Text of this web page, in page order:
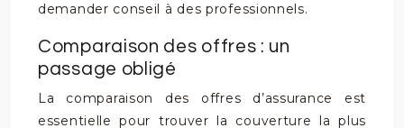
demander conseil à des professionnels.
Comparaison des offres : un
passage obligé
La comparaison des offres d’assurance est
essentielle pour trouver la couverture la plus